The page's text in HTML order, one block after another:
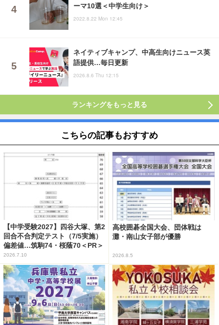
ーマ10選＜中学生向け＞
2022.8.22 Mon 12:45
ネイティブキャンプ、中高生向けニュース英
語提供…毎日更新
2026.8.6 Thu 12:15
ランキングをもっと見る
こちらの記事もおすすめ
【中学受験2027】四谷大塚、第2
回合不合判定テスト（7/5実施）
偏差値…筑駒74・桜蔭70＜PR＞
2026.7.10
高校囲碁全国大会、団体戦は
灘・南山女子部が優勝
2026.8.5